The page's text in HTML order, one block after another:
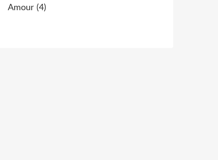
Amour (4)